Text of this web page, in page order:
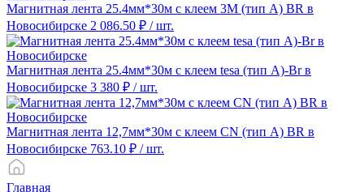
Магнитная лента 25.4мм*30м с клеем 3M (тип A) BR в
Новосибирске 2 086.50 ₽ / шт.
Магнитная лента 25.4мм*30м с клеем tesa (тип A)-Br в
Новосибирске 3 380 ₽ / шт.
Магнитная лента 12,7мм*30м с клеем CN (тип A) BR в
Новосибирске 763.10 ₽ / шт.
Главная